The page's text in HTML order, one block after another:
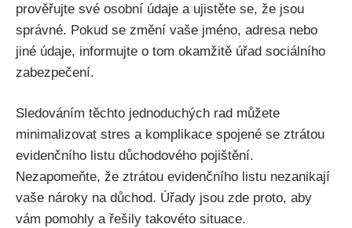
prověřujte své osobní údaje a ujistěte se, že jsou
správné. Pokud se změní vaše jméno, adresa nebo
jiné údaje, informujte o tom okamžitě úřad sociálního
zabezpečení.
Sledováním těchto jednoduchých rad můžete
minimalizovat stres a komplikace spojené se ztrátou
evidenčního listu důchodového pojištění.
Nezapomeňte, že ztrátou evidenčního listu nezanikají
vaše nároky na důchod. Úřady jsou zde proto, aby
vám pomohly a řešily takovéto situace.